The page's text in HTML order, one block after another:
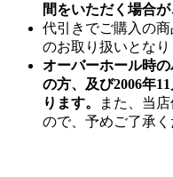
間をいただく場合が
代引きでご購入の
のお取り扱いとなり
オーバーホール時
の方、及び2006年
ります。
また、当
ので、予めご了承く